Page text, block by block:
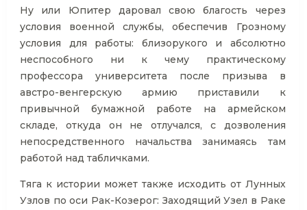
Ну или Юпитер даровал свою благость через
условия военной службы, обеспечив Грозному
условия для работы: близорукого и абсолютно
неспособного ни к чему практическому
профессора университета после призыва в
австро-венгерскую армию приставили к
привычной бумажной работе на армейском
складе, откуда он не отлучался, с дозволения
непосредственного начальства занимаясь там
работой над табличками.
Тяга к истории может также исходить от Лунных
Узлов по оси Рак-Козерог: Заходящий Узел в Раке